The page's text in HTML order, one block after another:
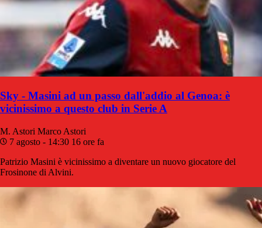
Sky - Masini ad un passo dall'addio al Genoa: è
vicinissimo a questo club in Serie A
M. Astori Marco Astori
7 agosto - 14:30 16 ore fa
Patrizio Masini è vicinissimo a diventare un nuovo giocatore del
Frosinone di Alvini.